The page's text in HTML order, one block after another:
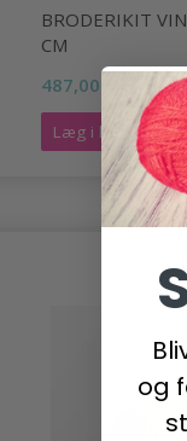
BRODERIKIT
CM
487,00 DKK
Læg i kurv
og